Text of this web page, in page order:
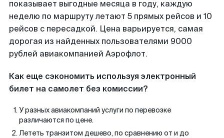
показывает выгодные месяца в году, каждую
неделю по маршруту летают 5 прямых рейсов и 10
рейсов с пересадкой. Цена варьируется, самая
дорогая из найденных пользователями 9000
рублей авиакомпанией Аэрофлот.
Как еще сэкономить используя электронный
билет на самолет без комиссии?
У разных авиакомпаний услуги по перевозке
различаются по цене.
Лететь транзитом дешево, по сравнению от и до